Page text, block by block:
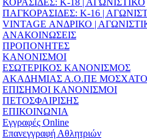
ΚΟΡΑΣΙΔΕΣ: Κ-18 | ΑΓΩΝΙΣΤΙΚΟ
ΠΑΓΚΟΡΑΣΙΔΕΣ: Κ-16 |
VINTAGE ΑΝΔΡΙΚΟ |
ΑΝΑΚΟΙΝΩΣΕΙΣ
ΠΡΟΠΟΝΗΤΕΣ
ΚΑΝΟΝΙΣΜΟΙ
ΕΣΩΤΕΡΙΚΟΣ ΚΑΝΟΝΙΣΜΟΣ
ΑΚΑΔΗΜΙΑΣ Α.Ο.ΠΕ
ΕΠΙΣΗΜΟΙ ΚΑΝΟΝΙΣΜΟΙ
ΠΕΤΟΣΦΑΙΡΙΣΗΣ
ΕΠΙΚΟΙΝΩΝΙΑ
Εγγραφές Online
Επανεγγραφή Αθλητριών